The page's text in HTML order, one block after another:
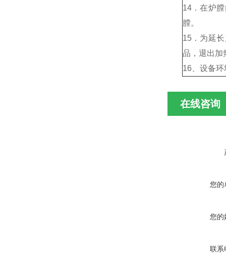
14．在炉
膛。
15．为延
品，退出加
16、设备
在线咨询
您的
您的
联系